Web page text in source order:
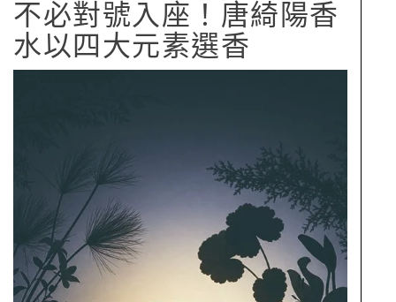
不必對號入座！唐綺陽香
水以四大元素選香